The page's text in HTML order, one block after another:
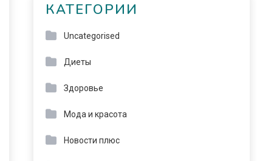
КАТЕГОРИИ
Uncategorised
Диеты
Здоровье
Мода и красота
Новости плюс